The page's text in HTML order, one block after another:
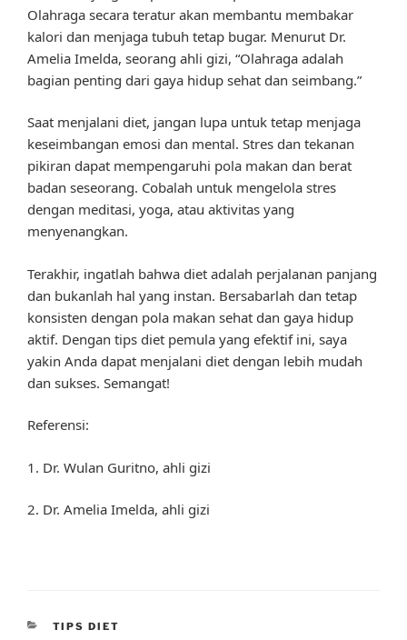
Olahraga secara teratur akan membantu membakar
kalori dan menjaga tubuh tetap bugar. Menurut Dr.
Amelia Imelda, seorang ahli gizi, “Olahraga adalah
bagian penting dari gaya hidup sehat dan seimbang.”
Saat menjalani diet, jangan lupa untuk tetap menjaga
keseimbangan emosi dan mental. Stres dan tekanan
pikiran dapat mempengaruhi pola makan dan berat
badan seseorang. Cobalah untuk mengelola stres
dengan meditasi, yoga, atau aktivitas yang
menyenangkan.
Terakhir, ingatlah bahwa diet adalah perjalanan panjang
dan bukanlah hal yang instan. Bersabarlah dan tetap
konsisten dengan pola makan sehat dan gaya hidup
aktif. Dengan tips diet pemula yang efektif ini, saya
yakin Anda dapat menjalani diet dengan lebih mudah
dan sukses. Semangat!
Referensi:
1. Dr. Wulan Guritno, ahli gizi
2. Dr. Amelia Imelda, ahli gizi
CATEGORIES
TIPS DIET